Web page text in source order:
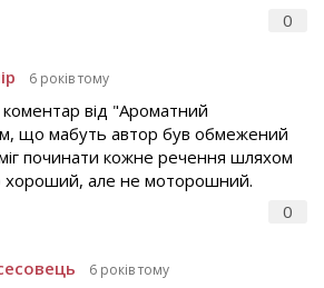
0
6 років тому
0
від "Ароматний
що мабуть автор був обмежений
зміг починати кожне речення шляхом
хороший, але не моторошний.
6 років тому